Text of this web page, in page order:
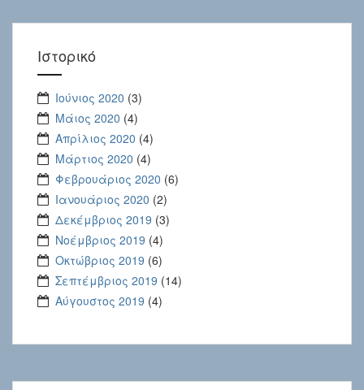
Ιστορικό
Ιούνιος 2020 (3)
Μάιος 2020 (4)
Απρίλιος 2020 (4)
Μάρτιος 2020 (4)
Φεβρουάριος 2020 (6)
Ιανουάριος 2020 (2)
Δεκέμβριος 2019 (3)
Νοέμβριος 2019 (4)
Οκτώβριος 2019 (6)
Σεπτέμβριος 2019 (14)
Αύγουστος 2019 (4)